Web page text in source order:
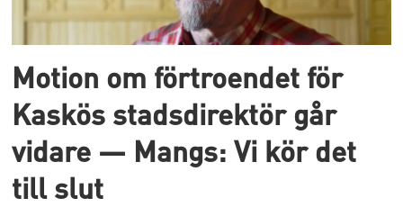
Motion om förtroendet för
Kaskös stadsdirektör går
vidare — Mangs: Vi kör det
till slut